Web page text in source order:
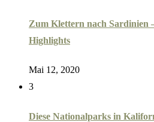
Zum Klettern nach Sardinien
Highlights
Mai 12, 2020
3
Diese Nationalparks in